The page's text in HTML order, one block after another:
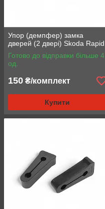
Упор (демпфер) замка
дверей (2 двері) Skoda Rapid
Готово до відправки більше 4
од.
150 ₴/комплект
Купити